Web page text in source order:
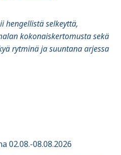
hengellistä selkeyttä,
kokonaiskertomusta sekä
rytminä ja suuntana arjessa
02.08.-08.08.2026